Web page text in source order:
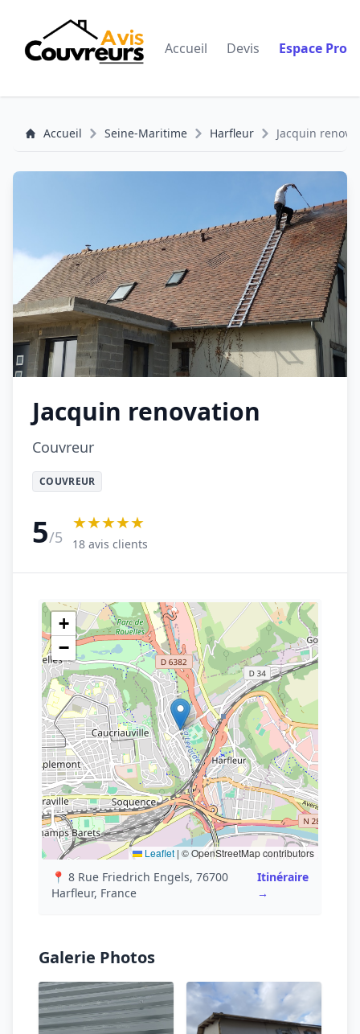
Accueil Devis Espace Pro
Accueil Seine-Maritime Harfleur Jacquin
Jacquin renovation
Couvreur
COUVREUR
5/5
★★★★★
18 avis clients
+
−
Leaflet | © OpenStreetMap contributors
📍 8 Rue Friedrich Engels, 76700
Harfleur, France
Itinéraire
→
Galerie Photos